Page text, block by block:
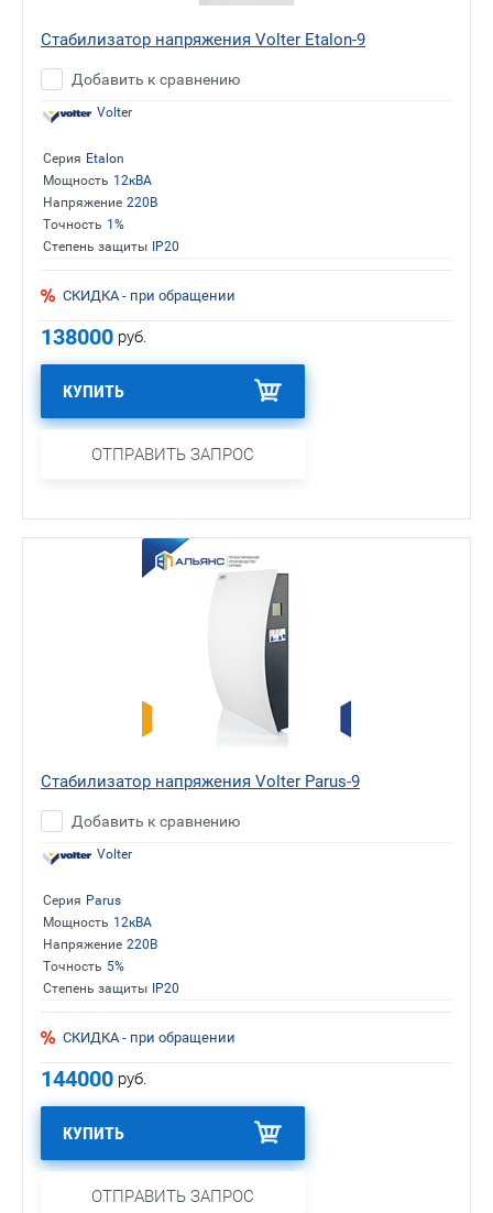
Стабилизатор напряжения Volter Etalon-9
Добавить к сравнению
Volter
Серия Etalon
Мощность 12кВА
Напряжение 220В
Точность 1%
Степень защиты
IP20
СКИДКА - при обращении
138000 руб.
КУПИТЬ
ОТПРАВИТЬ ЗАПРОС
Стабилизатор напряжения Volter Parus-9
Добавить к сравнению
Volter
Серия Parus
Мощность 12кВА
Напряжение 220В
Точность 5%
Степень защиты
IP20
СКИДКА - при обращении
144000 руб.
КУПИТЬ
ОТПРАВИТЬ ЗАПРОС